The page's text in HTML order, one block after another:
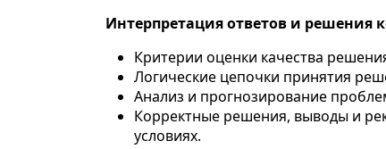
Интерпретация ответов и решения
Критерии оценки качества
Логические цепочки принятия
Анализ и прогнозирование
Корректные решения, выводы и
условиях.